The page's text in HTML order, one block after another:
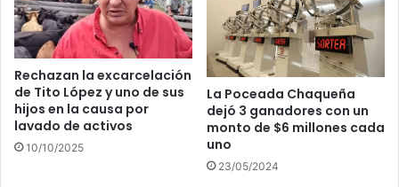
Rechazan la excarcelación
de Tito López y uno de sus
hijos en la causa por
lavado de activos
10/10/2025
La Poceada Chaqueña
dejó 3 ganadores con un
monto de $6 millones cada
uno
23/05/2024